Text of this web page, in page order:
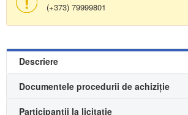
(+373) 79999801
Descriere
Documentele procedurii de achiziție
Participanții la licitație